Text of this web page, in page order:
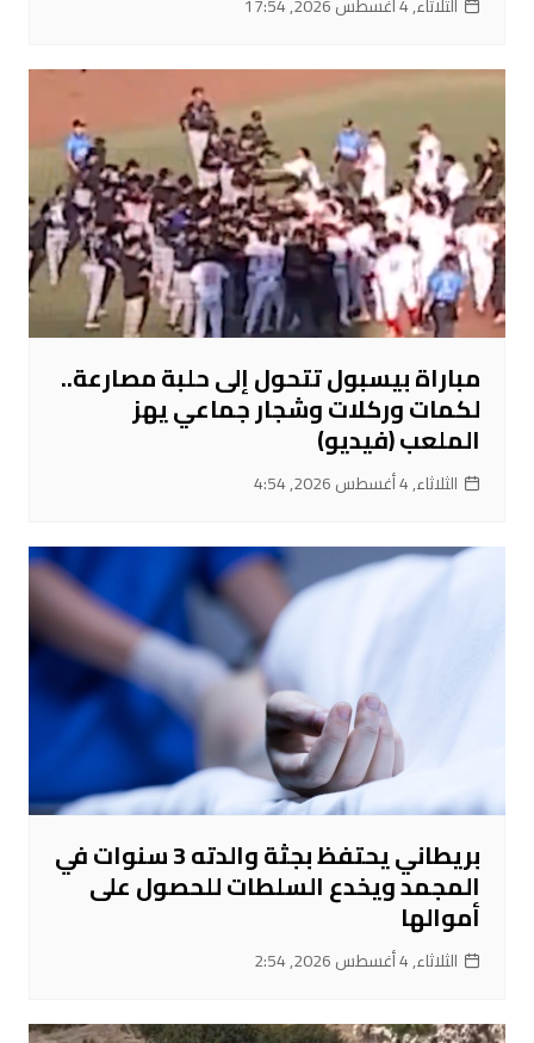
مباراة بيسبول تتحول إلى حلبة مصارعة..
لكمات وركلات وشجار جماعي يهز
الملعب (فيديو)
الثلاثاء, 4 أغسطس 2026, 4:54
بريطاني يحتفظ بجثة والدته 3 سنوات في
المجمد ويخدع السلطات للحصول على
أموالها
الثلاثاء, 4 أغسطس 2026, 2:54